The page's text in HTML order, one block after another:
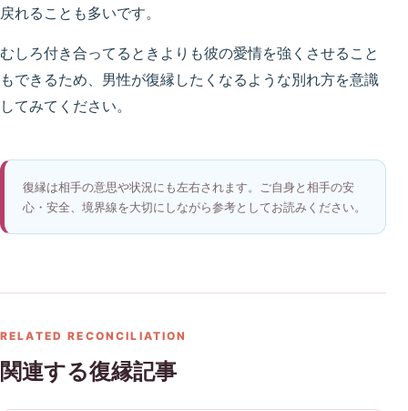
戻れることも多いです。
むしろ付き合ってるときよりも彼の愛情を強くさせること
もできるため、男性が復縁したくなるような別れ方を意識
してみてください。
復縁は相手の意思や状況にも左右されます。ご自身と相手の安
心・安全、境界線を大切にしながら参考としてお読みください。
RELATED RECONCILIATION
関連する復縁記事